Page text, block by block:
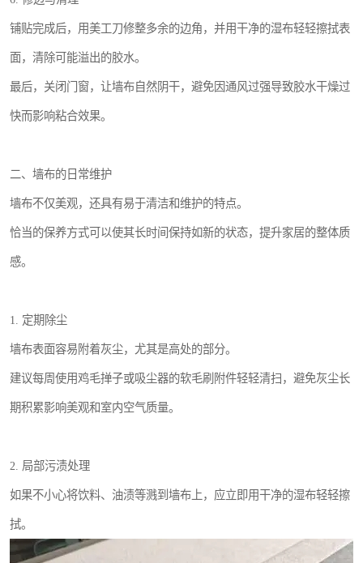
铺贴完成后，用美工刀修整多余的边角，并用干净的湿布轻轻擦拭表
面，清除可能溢出的胶水。
最后，关闭门窗，让墙布自然阴干，避免因通风过强导致胶水干燥过
快而影响粘合效果。
二、墙布的日常维护
墙布不仅美观，还具有易于清洁和维护的特点。
恰当的保养方式可以使其长时间保持如新的状态，提升家居的整体质
感。
1. 定期除尘
墙布表面容易附着灰尘，尤其是高处的部分。
建议每周使用鸡毛掸子或吸尘器的软毛刷附件轻轻清扫，避免灰尘长
期积累影响美观和室内空气质量。
2. 局部污渍处理
如果不小心将饮料、油渍等溅到墙布上，应立即用干净的湿布轻轻擦
拭。